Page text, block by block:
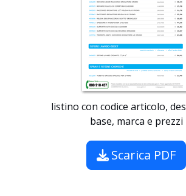
listino con codice articolo,
base, marca e prezzi
Scarica PDF